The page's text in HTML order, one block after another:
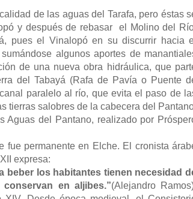
de las aguas del Tarafa, pero éstas
y después de rebasar
el Molino del
pues el Vinalopó en su discurrir hacia
algunos aportes de
de una nueva obra hidráulica, que
del Tabayá (Rafa de Pavía o Puente
paralelo al río, que evita el paso de
tierras salobres de la cabecera del
del Pantano, realizado por
fue permanente en Elche. El cronista
expresa:
beber los habitantes tienen necesidad
en aljibes.”(Alejandro